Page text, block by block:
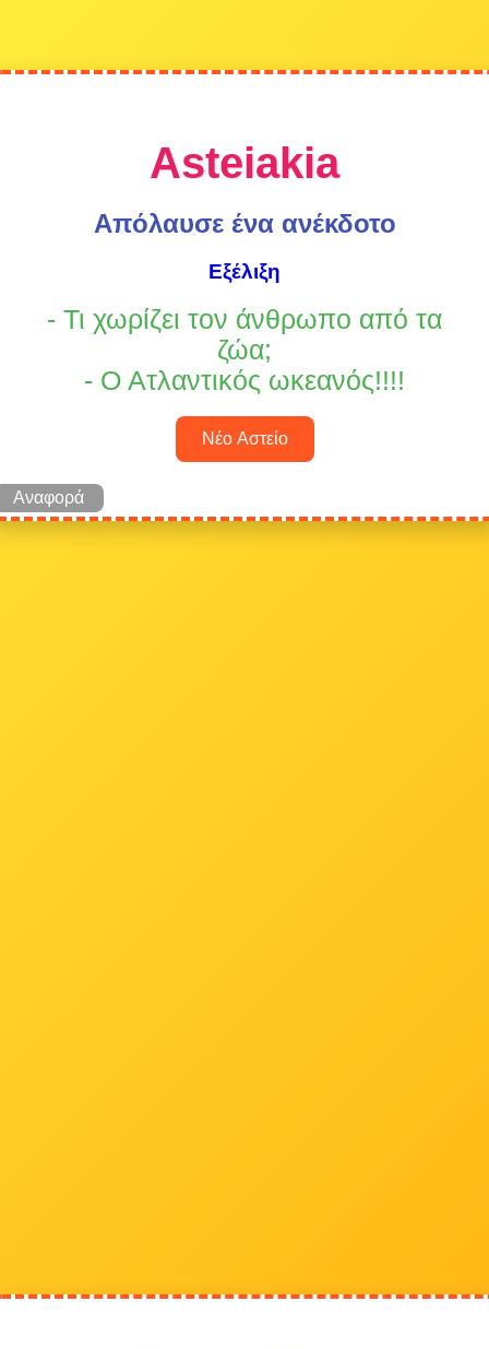
Asteiakia
Απόλαυσε ένα ανέκδοτο
Εξέλιξη
- Τι χωρίζει τον άνθρωπο από τα
ζώα;
- Ο Ατλαντικός ωκεανός!!!!
Νέο Αστείο
Αναφορά